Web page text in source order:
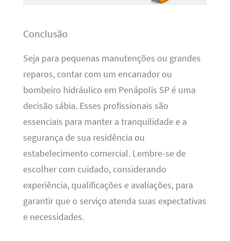
Conclusão
Seja para pequenas manutenções ou grandes
reparos, contar com um encanador ou
bombeiro hidráulico em Penápolis SP é uma
decisão sábia. Esses profissionais são
essenciais para manter a tranquilidade e a
segurança de sua residência ou
estabelecimento comercial. Lembre-se de
escolher com cuidado, considerando
experiência, qualificações e avaliações, para
garantir que o serviço atenda suas expectativas
e necessidades.